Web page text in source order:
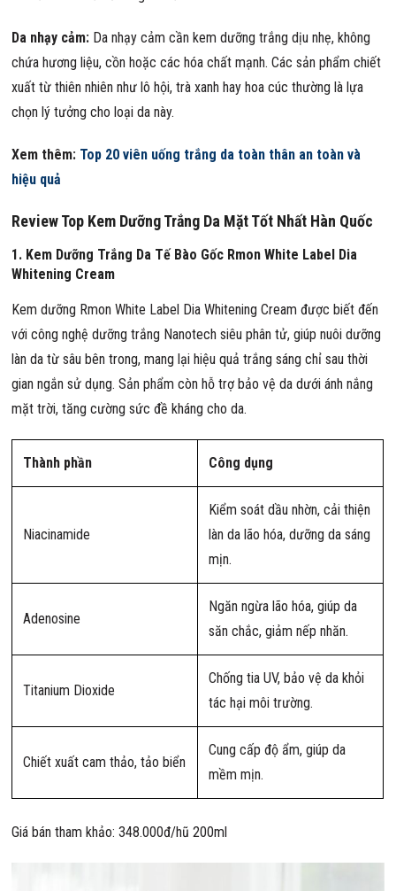
Da nhạy cảm: Da nhạy cảm cần kem dưỡng trắng dịu nhẹ, không
chứa hương liệu, cồn hoặc các hóa chất mạnh. Các sản phẩm chiết
xuất từ thiên nhiên như lô hội, trà xanh hay hoa cúc thường là lựa
chọn lý tưởng cho loại da này.
Xem thêm: Top 20 viên uống trắng da toàn thân an toàn và
hiệu quả
Review Top Kem Dưỡng Trắng Da Mặt Tốt Nhất Hàn Quốc
1. Kem Dưỡng Trắng Da Tế Bào Gốc Rmon White Label Dia
Whitening Cream
Kem dưỡng Rmon White Label Dia Whitening Cream được biết đến
với công nghệ dưỡng trắng Nanotech siêu phân tử, giúp nuôi dưỡng
làn da từ sâu bên trong, mang lại hiệu quả trắng sáng chỉ sau thời
gian ngắn sử dụng. Sản phẩm còn hỗ trợ bảo vệ da dưới ánh nắng
mặt trời, tăng cường sức đề kháng cho da.
Thành phần Công dụng
Niacinamide
Kiểm soát dầu nhờn, cải thiện
làn da lão hóa, dưỡng da sáng
mịn.
Adenosine
Ngăn ngừa lão hóa, giúp da
săn chắc, giảm nếp nhăn.
Titanium Dioxide
Chống tia UV, bảo vệ da khỏi
tác hại môi trường.
Chiết xuất cam thảo, tảo biển
Cung cấp độ ẩm, giúp da
mềm mịn.
Giá bán tham khảo: 348.000đ/hũ 200ml